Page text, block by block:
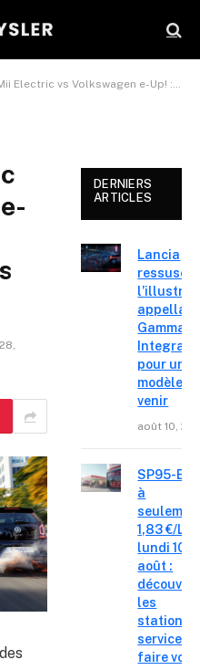
vs Volkswagen e-Up! : battle des mini électriques germaniques
DERNIERS
ARTICLES
Lancia
l’illustre
Gamma
Integrale
pour un
modèle à
venir
août 10,
SP95-E10
à
1,83 €/L
lundi 10
août :
les
stations-
service où
faire